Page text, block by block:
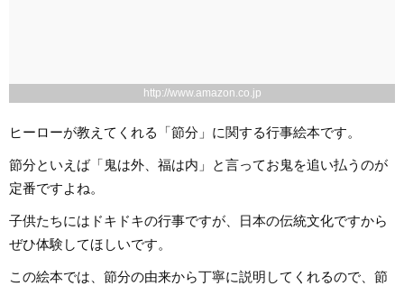
http://www.amazon.co.jp
ヒーローが教えてくれる「節分」に関する行事絵本です。
節分といえば「鬼は外、福は内」と言ってお鬼を追い払うのが
定番ですよね。
子供たちにはドキドキの行事ですが、日本の伝統文化ですから
ぜひ体験してほしいです。
この絵本では、節分の由来から丁寧に説明してくれるので、節